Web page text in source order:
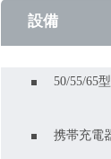
設備
50/55/65
携帯充電